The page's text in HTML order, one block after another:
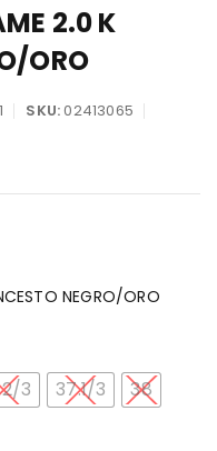
2.0 K
ORO
SKU:02413065
NEGRO/ORO
3 37.1/3
38